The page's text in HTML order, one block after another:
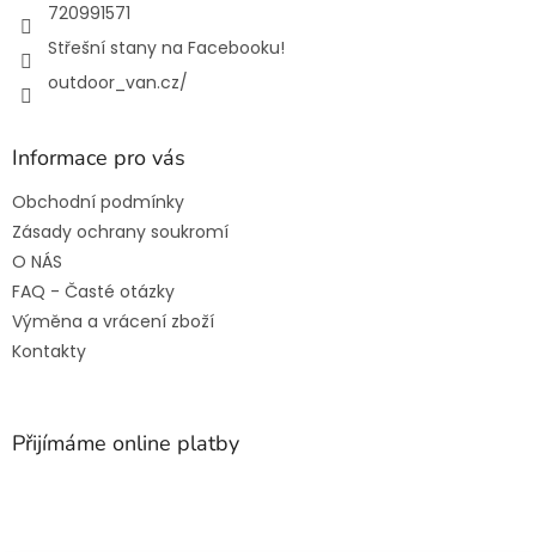
720991571
Střešní stany na Facebooku!
outdoor_van.cz/
Informace pro vás
Obchodní podmínky
Zásady ochrany soukromí
O NÁS
FAQ - Časté otázky
Výměna a vrácení zboží
Kontakty
Přijímáme online platby